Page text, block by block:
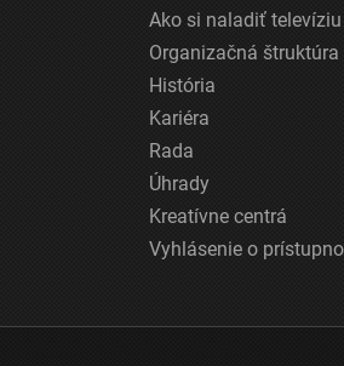
Ako si naladiť televíziu
Organizačná štruktúra
História
Kariéra
Rada
Úhrady
Kreatívne centrá
Vyhlásenie o